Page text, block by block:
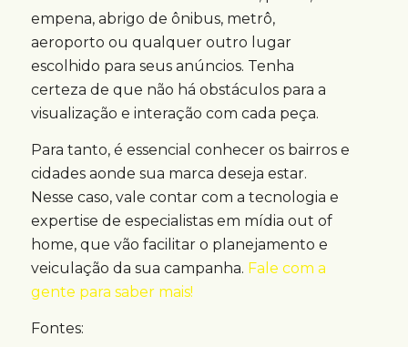
empena, abrigo de ônibus, metrô,
aeroporto ou qualquer outro lugar
escolhido para seus anúncios. Tenha
certeza de que não há obstáculos para a
visualização e interação com cada peça.
Para tanto, é essencial conhecer os bairros e
cidades aonde sua marca deseja estar.
Nesse caso, vale contar com a tecnologia e
expertise de especialistas em mídia out of
home, que vão facilitar o planejamento e
veiculação da sua campanha. Fale com a
gente para saber mais!
Fontes: